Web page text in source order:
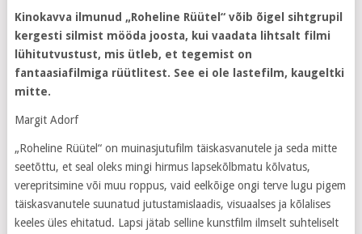
Kinokavva ilmunud „Roheline Rüütel“ võib õigel sihtgrupil
kergesti silmist mööda joosta, kui vaadata lihtsalt filmi
lühitutvustust, mis ütleb, et tegemist on
fantaasiafilmiga rüütlitest. See ei ole lastefilm, kaugeltki
mitte.
Margit Adorf
„Roheline Rüütel“ on muinasjutufilm täiskasvanutele ja seda mitte
seetõttu, et seal oleks mingi hirmus lapsekõlbmatu kõlvatus,
verepritsimine või muu roppus, vaid eelkõige ongi terve lugu pigem
täiskasvanutele suunatud jutustamislaadis, visuaalses ja kõlalises
keeles üles ehitatud. Lapsi jätab selline kunstfilm ilmselt suhteliselt